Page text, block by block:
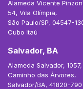
Alameda Vicente
54, Vila Olímpia,
São Paulo/SP, 04547-
Cubo Itaú
Salvador, BA
Alameda Salvador, 1057,
Caminho das Árvores,
Salvador/BA, 41820-790